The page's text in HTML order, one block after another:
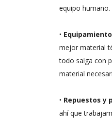
equipo humano.
•
mejor material
todo salga con
material
• Repuestos y
ahí que